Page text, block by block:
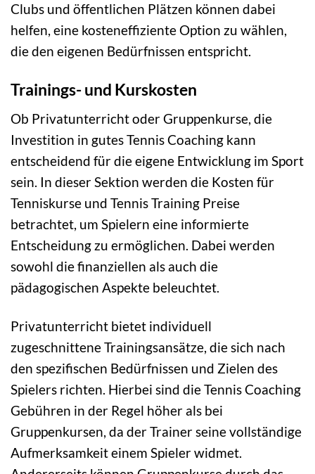
Clubs und öffentlichen Plätzen können dabei
helfen, eine kosteneffiziente Option zu wählen,
die den eigenen Bedürfnissen entspricht.
Trainings- und Kurskosten
Ob Privatunterricht oder Gruppenkurse, die
Investition in gutes Tennis Coaching kann
entscheidend für die eigene Entwicklung im Sport
sein. In dieser Sektion werden die Kosten für
Tenniskurse und Tennis Training Preise
betrachtet, um Spielern eine informierte
Entscheidung zu ermöglichen. Dabei werden
sowohl die finanziellen als auch die
pädagogischen Aspekte beleuchtet.
Privatunterricht bietet individuell
zugeschnittene Trainingsansätze, die sich nach
den spezifischen Bedürfnissen und Zielen des
Spielers richten. Hierbei sind die Tennis Coaching
Gebühren in der Regel höher als bei
Gruppenkursen, da der Trainer seine vollständige
Aufmerksamkeit einem Spieler widmet.